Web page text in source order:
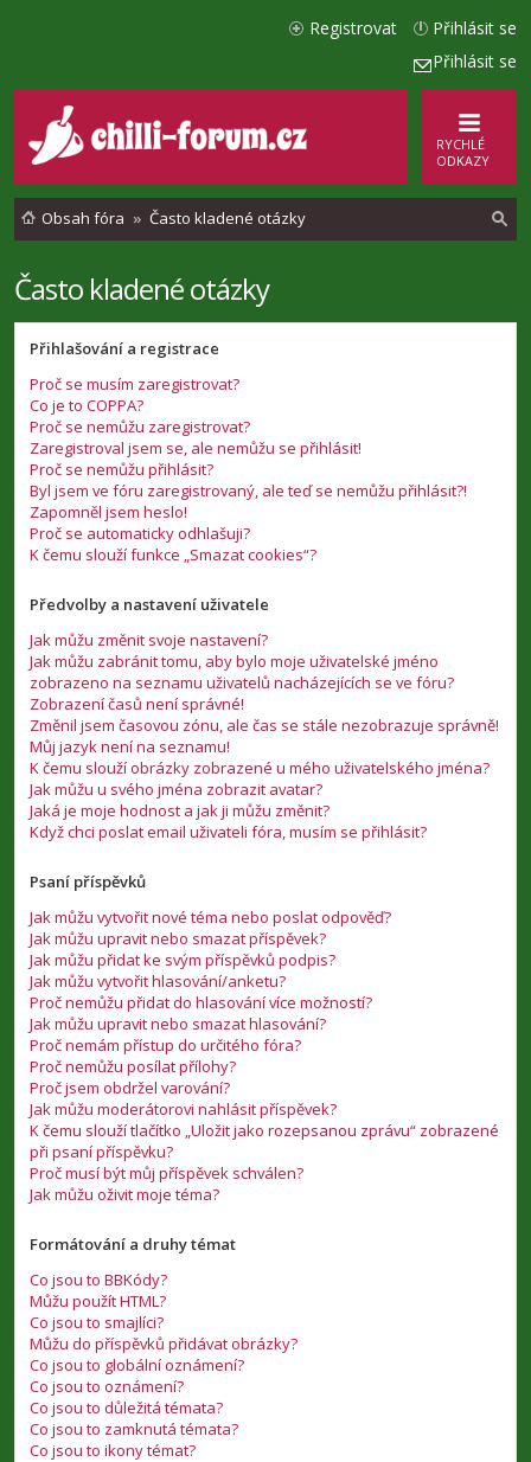
Přihlásit se
Přihlásit se
Registrovat
RYCHLÉ
ODKAZY
Obsah fóra Často kladené otázky
e
Často kladené otázky
Přihlašování a registrace
Proč se musím zaregistrovat?
Co je to COPPA?
Proč se nemůžu zaregistrovat?
Zaregistroval jsem se, ale nemůžu se přihlásit!
Proč se nemůžu přihlásit?
Byl jsem ve fóru zaregistrovaný, ale teď se nemůžu přihlásit?!
Zapomněl jsem heslo!
Proč se automaticky odhlašuji?
K čemu slouží funkce „Smazat cookies“?
Předvolby a nastavení uživatele
Jak můžu změnit svoje nastavení?
Jak můžu zabránit tomu, aby bylo moje uživatelské jméno
zobrazeno na seznamu uživatelů nacházejících se ve fóru?
Zobrazení časů není správné!
Změnil jsem časovou zónu, ale čas se stále nezobrazuje správně!
Můj jazyk není na seznamu!
K čemu slouží obrázky zobrazené u mého uživatelského jména?
Jak můžu u svého jména zobrazit avatar?
Jaká je moje hodnost a jak ji můžu změnit?
Když chci poslat email uživateli fóra, musím se přihlásit?
Psaní příspěvků
Jak můžu vytvořit nové téma nebo poslat odpověď?
Jak můžu upravit nebo smazat příspěvek?
Jak můžu přidat ke svým příspěvků podpis?
Jak můžu vytvořit hlasování/anketu?
Proč nemůžu přidat do hlasování více možností?
Jak můžu upravit nebo smazat hlasování?
Proč nemám přístup do určitého fóra?
Proč nemůžu posílat přílohy?
Proč jsem obdržel varování?
Jak můžu moderátorovi nahlásit příspěvek?
K čemu slouží tlačítko „Uložit jako rozepsanou zprávu“ zobrazené
při psaní příspěvku?
Proč musí být můj příspěvek schválen?
Jak můžu oživit moje téma?
Formátování a druhy témat
Co jsou to BBKódy?
Můžu použít HTML?
Co jsou to smajlíci?
Můžu do příspěvků přidávat obrázky?
Co jsou to globální oznámení?
Co jsou to oznámení?
Co jsou to důležitá témata?
Co jsou to zamknutá témata?
Co jsou to ikony témat?